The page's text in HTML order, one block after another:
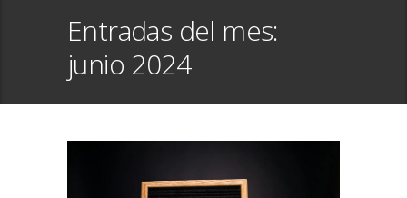
Entradas del mes:
junio 2024